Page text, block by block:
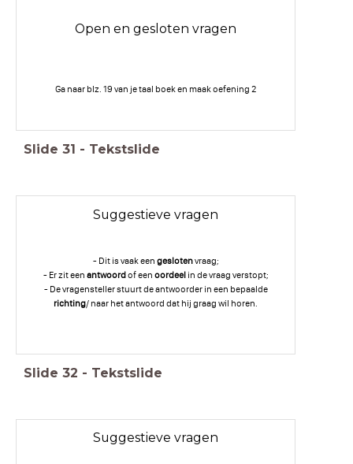
Open en gesloten vragen
Ga naar blz. 19 van je taal boek en maak oefening 2
Slide 31 - Tekstslide
Suggestieve vragen
- Dit is vaak een geslotenvraag;
- Er zit een antwoordof een oordeelin de vraag verstopt;
- De vragensteller stuurt de antwoorder in een bepaalde
richting/ naar het antwoord dat hij graag wil horen.
Slide 32 - Tekstslide
Suggestieve vragen